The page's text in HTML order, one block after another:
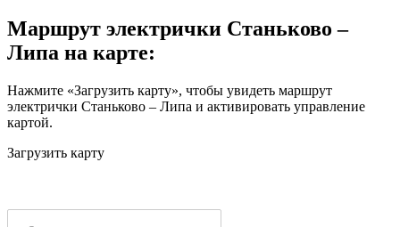
Маршрут электрички Станьково –
Липа на карте:
Нажмите «Загрузить карту», чтобы увидеть маршрут
электрички Станьково – Липа и активировать управление
картой.
Загрузить карту